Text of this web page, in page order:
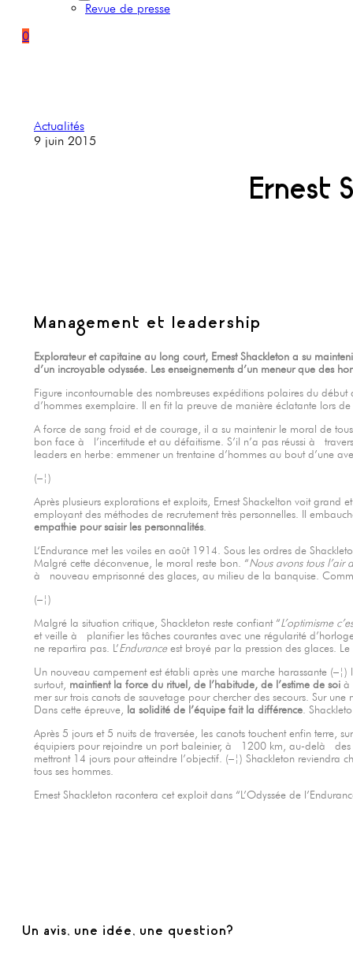
Revue de presse
0
Actualités
9 juin 2015
Ernest
Management et leadership
Explorateur et capitaine au long court, Ernest Shackleton a su
d’un incroyable odyssée. Les enseignements d’un meneur que des
Figure incontournable des nombreuses expéditions polaires du début
d’hommes exemplaire. Il en fit la preuve de manière éclatante lors
A force de sang froid et de courage, il a su maintenir le moral de
bon face à l’incertitude et au défaitisme. S’il n’a pas réussi à
leaders en herbe: emmener un trentaine d’hommes au bout d’une
(–¦)
Après plusieurs explorations et exploits, Ernest Shackelton voit
employant des méthodes de recrutement très personnelles. Il
empathie pour saisir les personnalités.
L‘Endurance met les voiles en août 1914. Sous les ordres de
Malgré cette déconvenue, le moral reste bon. “Nous avons tous l’air
à nouveau emprisonné des glaces, au milieu de la banquise.
(–¦)
Malgré la situation critique, Shackleton reste confiant “L’optimisme
et veille à planifier les tâches courantes avec une régularité
ne repartira pas. L’Enduranceest broyé par la pression des glaces. Le
Un nouveau campement est établi après une marche harassante (–¦)
surtout, maintient la force du rituel, de l’habitude, de l’estime de soi à
mer sur trois canots de sauvetage pour chercher des secours. Sur
Dans cette épreuve, la solidité de l’équipe fait la différence .
Après 5 jours et 5 nuits de traversée, les canots touchent enfin terre,
équipiers pour rejoindre un port baleinier, à 1200 km, au-delà des
mettront 14 jours pour atteindre l’objectif. (–¦) Shackleton reviendra
tous ses hommes.
Ernest Shackleton racontera cet exploit dans “L’Odyssée de
Un avis, une idée, une question?